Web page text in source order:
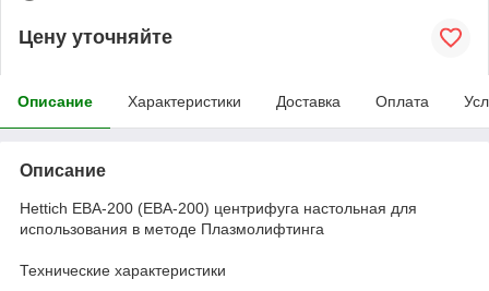
Цену уточняйте
Описание Характеристики Доставка Оплата
Описание
Hettich EBA-200 (ЕВА-200) центрифуга настольная для
использования в методе Плазмолифтинга
Технические характеристики